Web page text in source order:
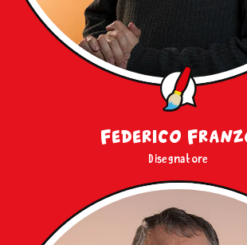
Federico
Disegnatore